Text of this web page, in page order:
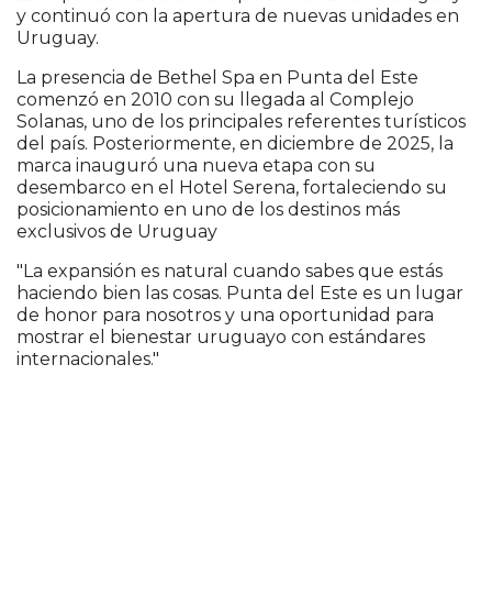
y continuó con la apertura de nuevas unidades en
Uruguay.
La presencia de Bethel Spa en Punta del Este
comenzó en 2010 con su llegada al Complejo
Solanas, uno de los principales referentes turísticos
del país. Posteriormente, en diciembre de 2025, la
marca inauguró una nueva etapa con su
desembarco en el Hotel Serena, fortaleciendo su
posicionamiento en uno de los destinos más
exclusivos de Uruguay
"La expansión es natural cuando sabes que estás
haciendo bien las cosas. Punta del Este es un lugar
de honor para nosotros y una oportunidad para
mostrar el bienestar uruguayo con estándares
internacionales."